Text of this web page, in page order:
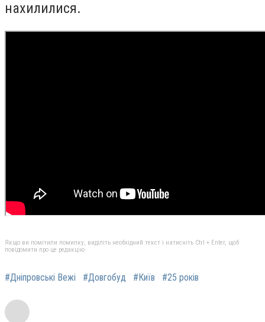
нахилилися.
Якщо ви помітили помилку, виділіть необхідний текст і натисніть Ctrl + Enter, щоб
повідомити про це редакцію
#Дніпровські Вежі #Довгобуд #Київ #25 років